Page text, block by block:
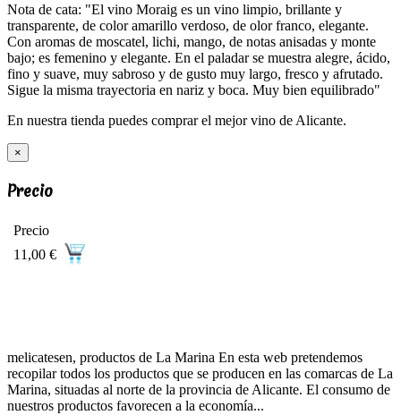
Nota de cata: "El vino Moraig es un vino limpio, brillante y
transparente, de color amarillo verdoso, de olor franco, elegante.
Con aromas de moscatel, lichi, mango, de notas anisadas y monte
bajo; es femenino y elegante. En el paladar se muestra alegre, ácido,
fino y suave, muy sabroso y de gusto muy largo, fresco y afrutado.
Sigue la misma trayectoria en nariz y boca. Muy bien equilibrado"
En nuestra tienda puedes comprar el mejor vino de Alicante.
×
Precio
Precio
11,00 €
melicatesen, productos de La Marina En esta web pretendemos
recopilar todos los productos que se producen en las comarcas de La
Marina, situadas al norte de la provincia de Alicante. El consumo de
nuestros productos favorecen a la economía...